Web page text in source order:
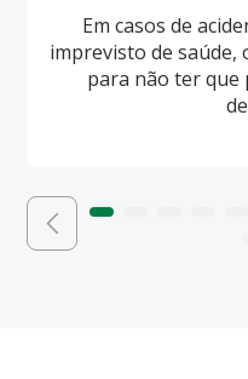
Em casos de
imprevisto de saúde,
para não ter que